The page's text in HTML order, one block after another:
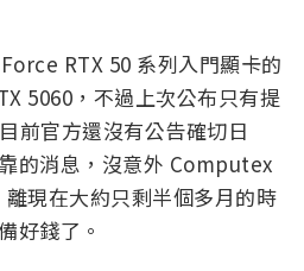
RTX 50 系列入門顯卡的
5060，不過上次公布只有提
前官方還沒有公告確切日
的消息，沒意外 Computex
現在大約只剩半個多月的時
好錢了。